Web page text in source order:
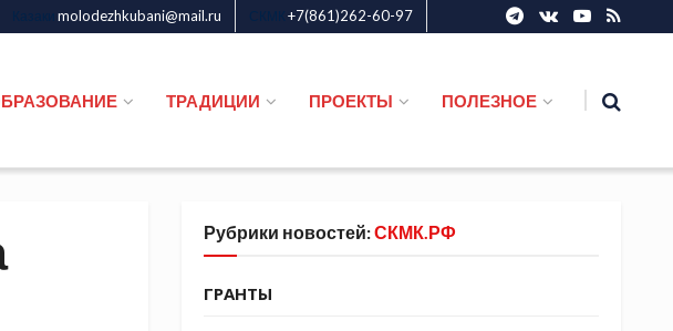
molodezhkubani@mail.ru +7(861)262-60-97
ТРАДИЦИИ ПРОЕКТЫ ПОЛЕЗНОЕ
Рубрики новостей:СКМК.РФ
ГРАНТЫ